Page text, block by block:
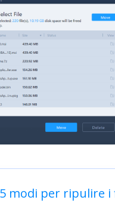
modi per ripulire i